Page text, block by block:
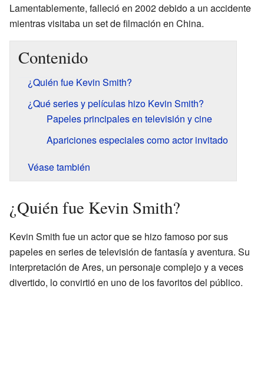
Lamentablemente, falleció en 2002 debido a un accidente
mientras visitaba un set de filmación en China.
Contenido
¿Quién fue Kevin Smith?
¿Qué series y películas hizo Kevin Smith?
Papeles principales en televisión y cine
Apariciones especiales como actor invitado
Véase también
¿Quién fue Kevin Smith?
Kevin Smith fue un actor que se hizo famoso por sus
papeles en series de televisión de fantasía y aventura. Su
interpretación de Ares, un personaje complejo y a veces
divertido, lo convirtió en uno de los favoritos del público.